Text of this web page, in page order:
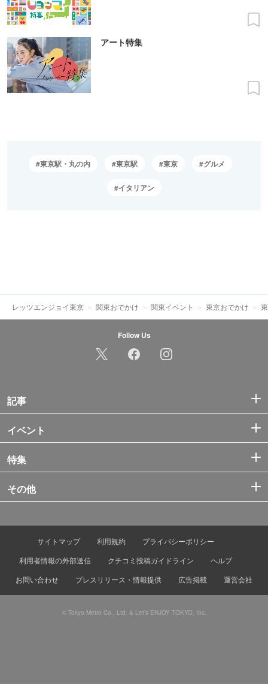
アート特集
東京駅・丸の内 東京駅 東京 グルメ
イタリアン
レッツエンジョイ東京 関東おでかけ 関東イベント 東京おでかけ
Follow Us
記事
イベント
特集
その他
サイトマップ 利用規約
プライバシーポリシー
利用者情報の外部送信
クチコミ投稿ガイドライン
ヘルプ
お問い合わせ
プレスリリース・情報提供 広告掲載 運営会社
© Tokyo Metro Co., Ltd. & Let’s ENJOY TOKYO, Inc.